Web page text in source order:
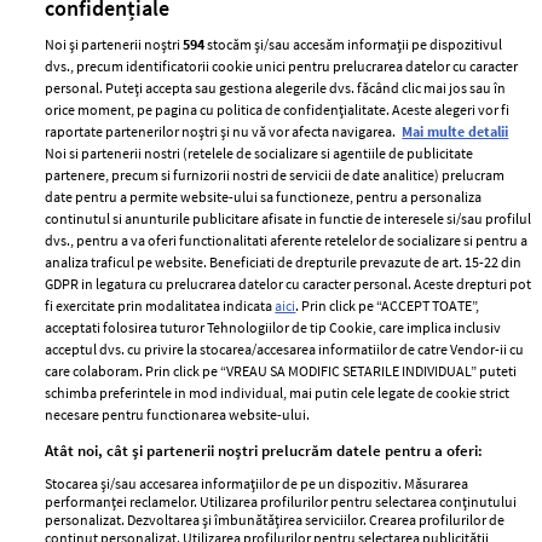
ELLE Style Awards
2024
Despre ELLE
Romania
Contact
Abonamente
Termeni si conditii
Politica de
confidențialitate
Politica de cookies
Publicitate
GSP
Unica
femei
Viva
Avantaje
confidențiale
Noi și partenerii noștri594stocăm și/sau accesăm informații pe dispozitivul
dvs., precum identificatorii cookie unici pentru prelucrarea datelor cu caracter
personal. Puteți accepta sau gestiona alegerile dvs. făcând clic mai jos sau în
orice moment, pe pagina cu politica de confidențialitate. Aceste alegeri vor fi
raportate partenerilor noștri și nu vă vor afecta navigarea. Mai multe detalii
Noi si partenerii nostri (retelele de socializare si agentiile de publicitate
partenere, precum si furnizorii nostri de servicii de date analitice) prelucram
date pentru a permite website-ului sa functioneze, pentru a personaliza
continutul si anunturile publicitare afisate in functie de interesele si/sau profilul
dvs., pentru a va oferi functionalitati aferente retelelor de socializare si pentru a
analiza traficul pe website. Beneficiati de drepturile prevazute de art. 15-22 din
GDPR in legatura cu prelucrarea datelor cu caracter personal. Aceste drepturi pot
fi exercitate prin modalitatea indicataaici. Prin click pe “ACCEPT TOATE”,
acceptati folosirea tuturor Tehnologiilor de tip Cookie, care implica inclusiv
acceptul dvs. cu privire la stocarea/accesarea informatiilor de catre Vendor-ii cu
care colaboram. Prin click pe “VREAU SA MODIFIC SETARILE INDIVIDUAL” puteti
schimba preferintele in mod individual, mai putin cele legate de cookie strict
necesare pentru functionarea website-ului.
Atât noi, cât și partenerii noștri prelucrăm datele pentru a oferi:
Stocarea și/sau accesarea informațiilor de pe un dispozitiv. Măsurarea
performanței reclamelor. Utilizarea profilurilor pentru selectarea conținutului
personalizat. Dezvoltarea și îmbunătățirea serviciilor. Crearea profilurilor de
conținut personalizat. Utilizarea profilurilor pentru selectarea publicității